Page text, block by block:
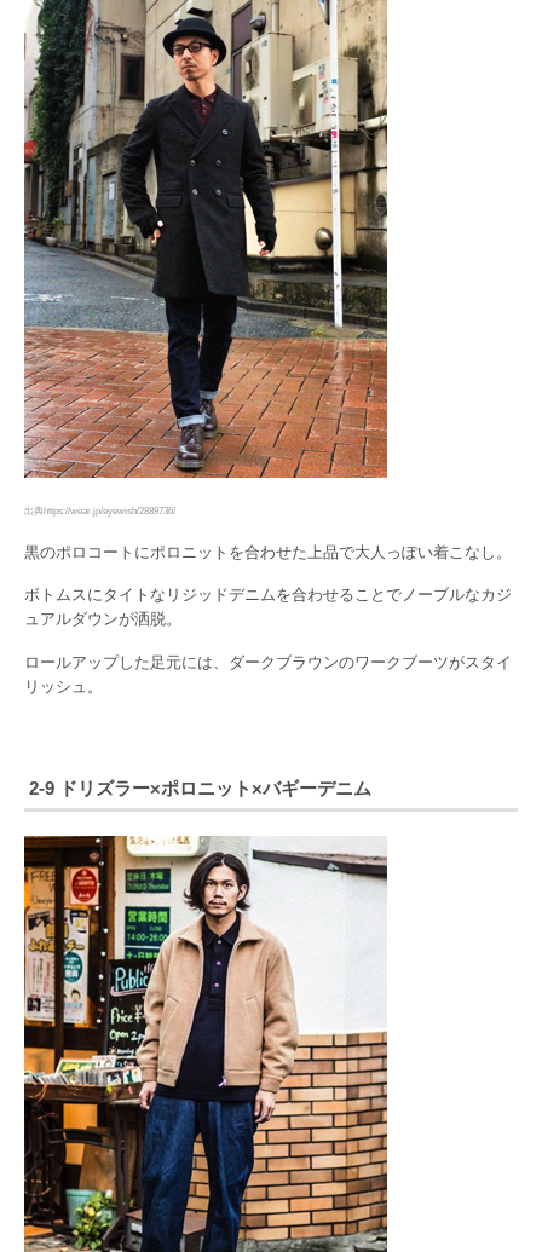
出典https://wear.jp/eyewish/2889736/
黒のポロコートにポロニットを合わせた上品で大人っぽい着こなし。
ボトムスにタイトなリジッドデニムを合わせることでノーブルなカジ
ュアルダウンが洒脱。
ロールアップした足元には、ダークブラウンのワークブーツがスタイ
リッシュ。
2-9 ドリズラー×ポロニット×バギーデニム